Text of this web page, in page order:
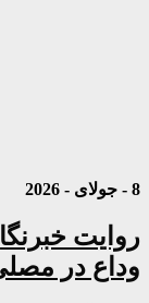
8 - جولای - 2026
روایت
وداع در